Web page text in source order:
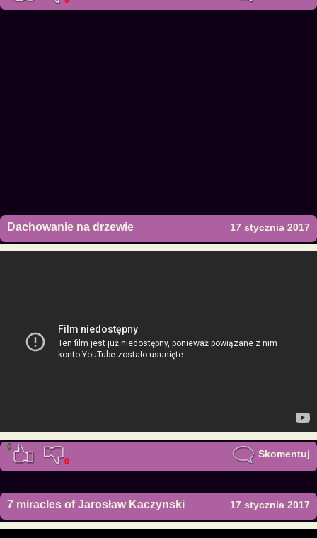
Dachowanie na drzewie 17 stycznia 2017
0
0
Skomentuj
7 miracles of Jarosław Kaczynski 17 stycznia 2017